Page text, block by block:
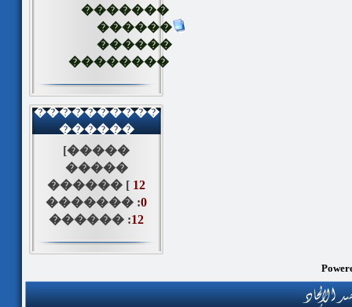
�������
������
������
��������
����������
������
[�����
�����
������ [ 12
������� :0
������ :12